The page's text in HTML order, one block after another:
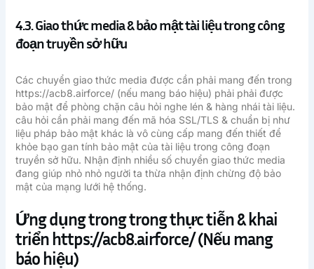
4.3. Giao thức media & bảo mật tài liệu trong công
đoạn truyền sở hữu
Các chuyển giao thức media được cần phải mang đến trong
https://acb8.airforce/ (nếu mang báo hiệu) phải phải được
bảo mật để phòng chặn câu hỏi nghe lén & hàng nhái tài liệu.
câu hỏi cần phải mang đến mã hóa SSL/TLS & chuẩn bị như
liệu pháp bảo mật khác là vô cùng cấp mang đến thiết để
khỏe bạo gan tính bảo mật của tài liệu trong công đoạn
truyền sở hữu. Nhận định nhiều số chuyển giao thức media
đang giúp nhỏ nhỏ người ta thừa nhận định chừng độ bảo
mật của mạng lưới hệ thống.
Ứng dụng trong trong thực tiễn & khai
triển https://acb8.airforce/ (Nếu mang
báo hiệu)